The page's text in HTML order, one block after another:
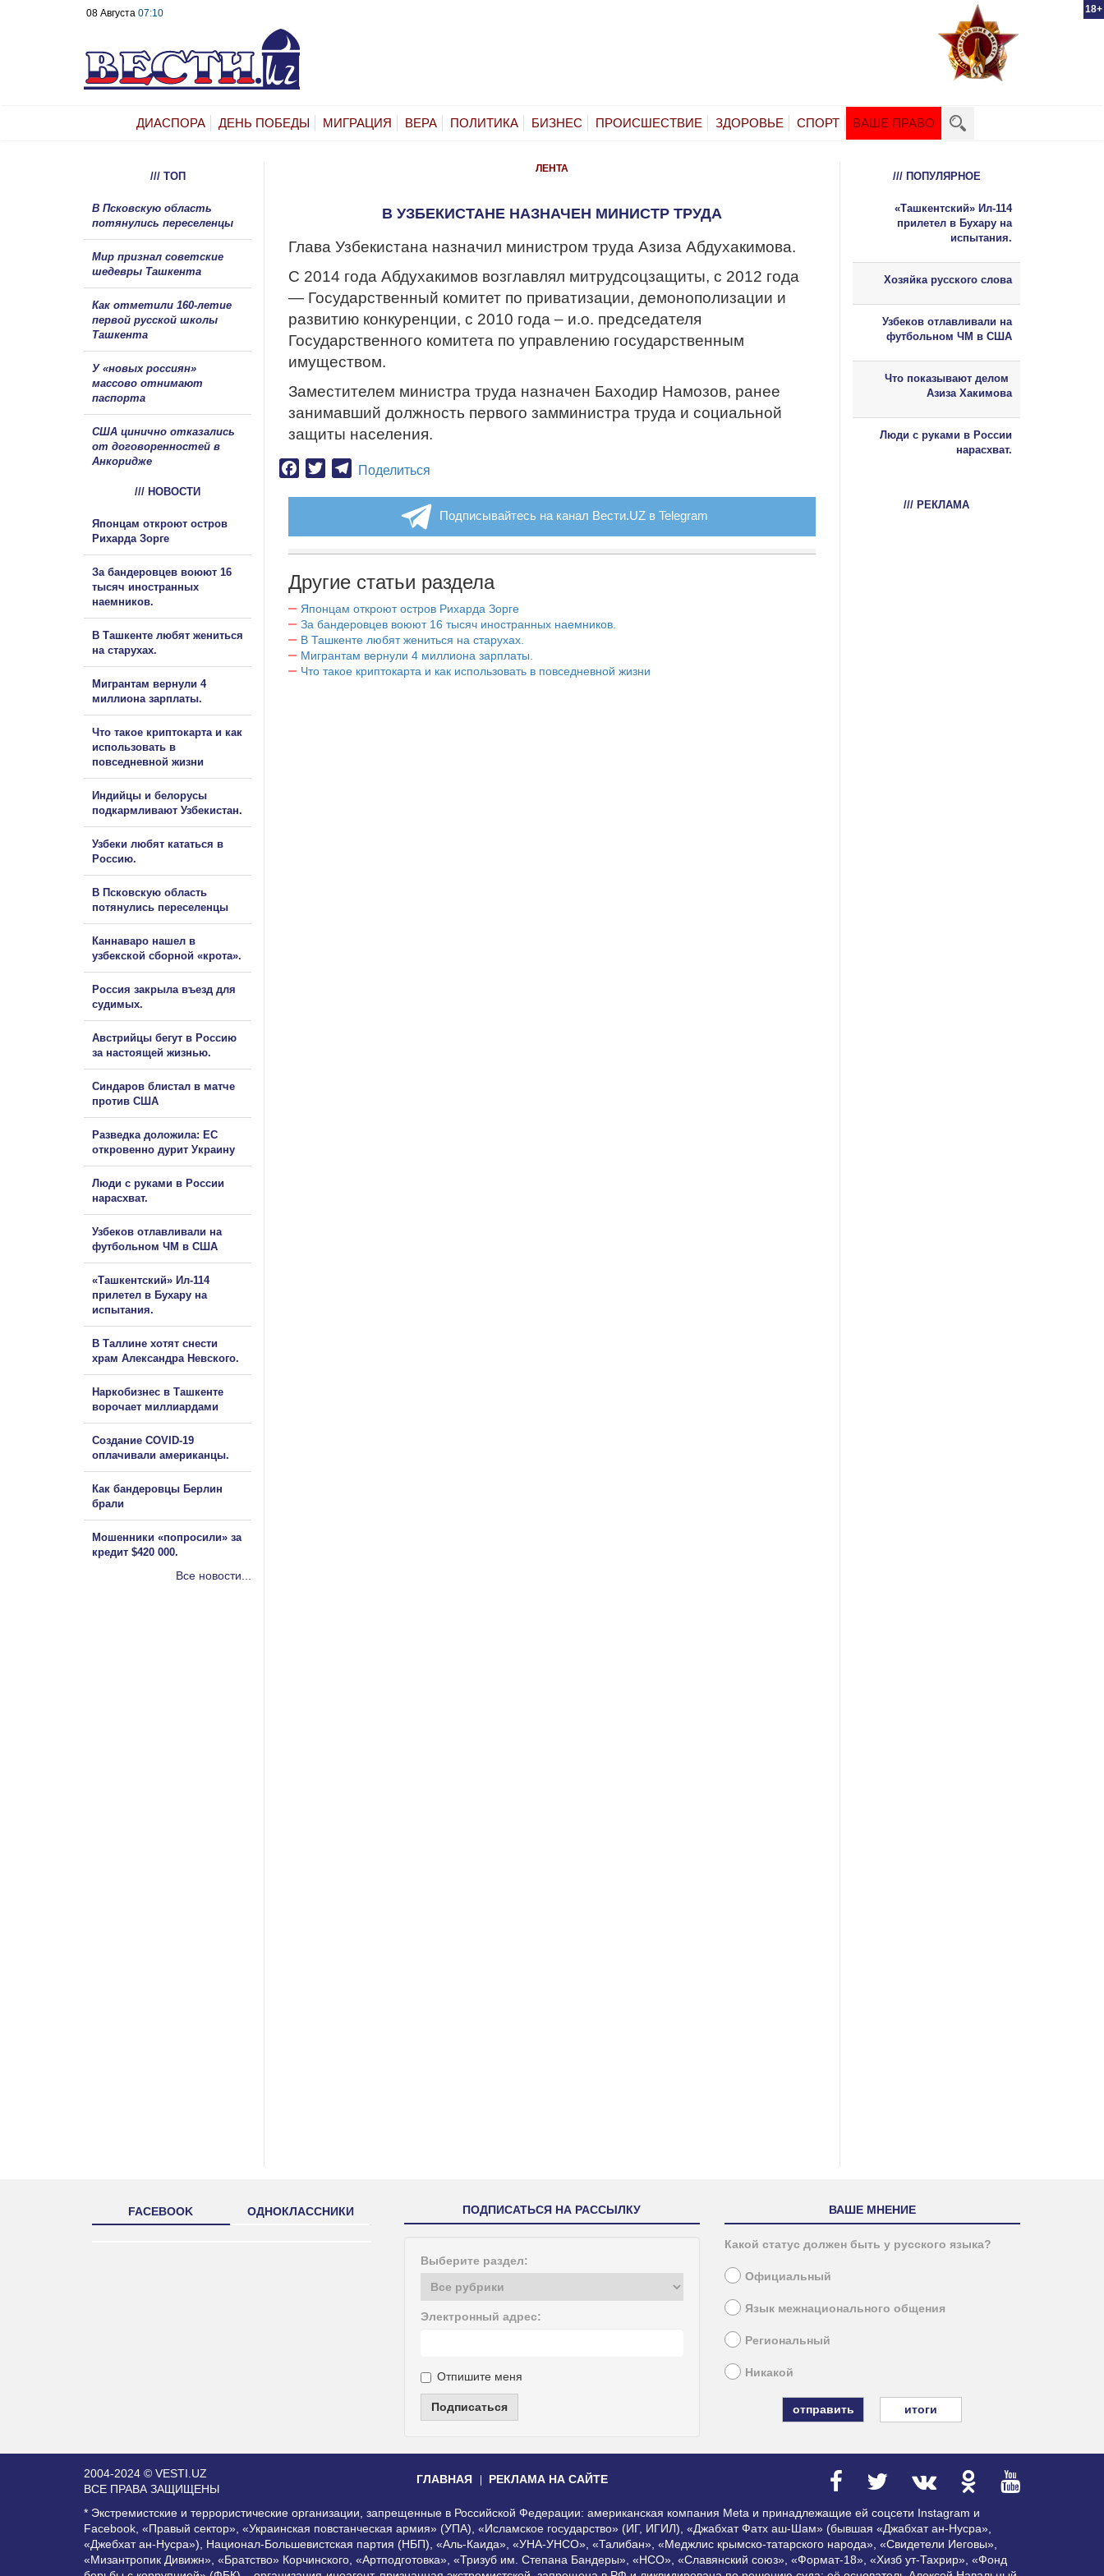
18+
08 Августа 07:10
ДИАСПОРА ДЕНЬ ПОБЕДЫ МИГРАЦИЯ ВЕРА ПОЛИТИКА БИЗНЕС ПРОИСШЕСТВИЕ ЗДОРОВЬЕ СПОРТ ВАШЕ ПРАВО
ЛЕНТА
В УЗБЕКИСТАНЕ НАЗНАЧЕН МИНИСТР ТРУДА
Глава Узбекистана назначил министром труда Азиза Абдухакимова.
С 2014 года Абдухакимов возглавлял митрудсоцзащиты, с 2012 года
— Государственный комитет по приватизации, демонополизации и
развитию конкуренции, с 2010 года – и.о. председателя
Государственного комитета по управлению государственным
имуществом.
Заместителем министра труда назначен Баходир Намозов, ранее
занимавший должность первого замминистра труда и социальной
защиты населения.
Facebook
TwitterTelegram
Поделиться
Подписывайтесь на канал Вести.UZ в Telegram
Другие статьи раздела
Японцам откроют остров Рихарда Зорге
За бандеровцев воюют 16 тысяч иностранных наемников.
В Ташкенте любят жениться на старухах.
Мигрантам вернули 4 миллиона зарплаты.
Что такое криптокарта и как использовать в повседневной жизни
/// ТОП
В Псковскую область
потянулись переселенцы
Мир признал советские
шедевры Ташкента
Как отметили 160-летие
первой русской школы
Ташкента
У «новых россиян»
массово отнимают
паспорта
США цинично отказались
от договоренностей в
Анкоридже
/// НОВОСТИ
Японцам откроют остров
Рихарда Зорге
За бандеровцев воюют 16
тысяч иностранных
наемников.
В Ташкенте любят жениться
на старухах.
Мигрантам вернули 4
миллиона зарплаты.
Что такое криптокарта и как
использовать в
повседневной жизни
Индийцы и белорусы
подкармливают Узбекистан.
Узбеки любят кататься в
Россию.
В Псковскую область
потянулись переселенцы
Каннаваро нашел в
узбекской сборной «крота».
Россия закрыла въезд для
судимых.
Австрийцы бегут в Россию
за настоящей жизнью.
Синдаров блистал в матче
против США
Разведка доложила: ЕС
откровенно дурит Украину
Люди с руками в России
нарасхват.
Узбеков отлавливали на
футбольном ЧМ в США
«Ташкентский» Ил-114
прилетел в Бухару на
испытания.
В Таллине хотят снести
храм Александра Невского.
Наркобизнес в Ташкенте
ворочает миллиардами
Создание COVID-19
оплачивали американцы.
Как бандеровцы Берлин
брали
Мошенники «попросили» за
кредит $420 000.
Все новости...
/// ПОПУЛЯРНОЕ
«Ташкентский» Ил-114
прилетел в Бухару на
испытания.
Хозяйка русского слова
Узбеков отлавливали на
футбольном ЧМ в США
Что показывают делом
Азиза Хакимова
Люди с руками в России
нарасхват.
/// РЕКЛАМА
FACEBOOK ОДНОКЛАССНИКИ ПОДПИСАТЬСЯ НА РАССЫЛКУ
Выберите раздел:
Электронный адрес:
Отпишите меня
Подписаться
ВАШЕ МНЕНИЕ
Какой статус должен быть у русского языка?
Официальный
Язык межнационального общения
Региональный
Никакой
итоги
2004-2024 © VESTI.UZ
ВСЕ ПРАВА ЗАЩИЩЕНЫ
ГЛАВНАЯ РЕКЛАМА НА САЙТЕ
* Экстремистские и террористические организации, запрещенные в Российской Федерации: американская компания Meta и принадлежащие ей соцсети Instagram и
Facebook, «Правый сектор», «Украинская повстанческая армия» (УПА), «Исламское государство» (ИГ, ИГИЛ), «Джабхат Фатх аш-Шам» (бывшая «Джабхат ан-Нусра»,
«Джебхат ан-Нусра»), Национал-Большевистская партия (НБП), «Аль-Каида», «УНА-УНСО», «Талибан», «Меджлис крымско-татарского народа», «Свидетели Иеговы»,
«Мизантропик Дивижн», «Братство» Корчинского, «Артподготовка», «Тризуб им. Степана Бандеры», «НСО», «Славянский союз», «Формат-18», «Хизб ут-Тахрир», «Фонд